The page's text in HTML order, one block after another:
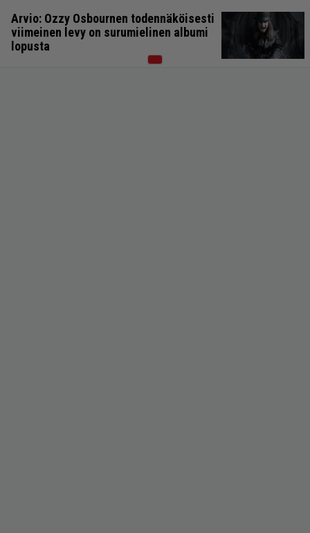
Arvio: Ozzy Osbournen todennäköisesti
viimeinen levy on surumielinen albumi
lopusta